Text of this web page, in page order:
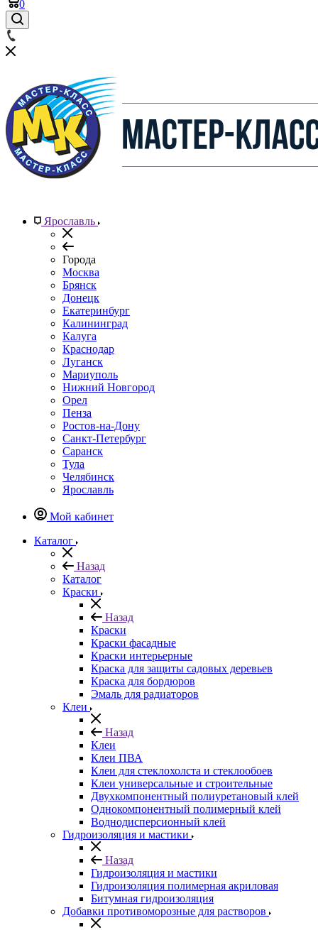
0
Ярославль
Города
Москва
Брянск
Донецк
Екатеринбург
Калининград
Калуга
Краснодар
Луганск
Мариуполь
Нижний Новгород
Орел
Пенза
Ростов-на-Дону
Санкт-Петербург
Саранск
Тула
Челябинск
Ярославль
Мой кабинет
Каталог
Назад
Каталог
Краски
Назад
Краски
Краски фасадные
Краски интерьерные
Краска для защиты садовых деревьев
⁠Краска для бордюров
Эмаль для радиаторов
Клеи
Назад
Клеи
Клеи ПВА
Клеи для стеклохолста и стеклообоев
Клеи универсальные и строительные
Двухкомпонентный полиуретановый клей
Однокомпонентный полимерный клей
Воднодисперсионный клей
Гидроизоляция и мастики
Назад
Гидроизоляция и мастики
Гидроизоляция полимерная акриловая
Битумная гидроизоляция
Добавки противоморозные для растворов